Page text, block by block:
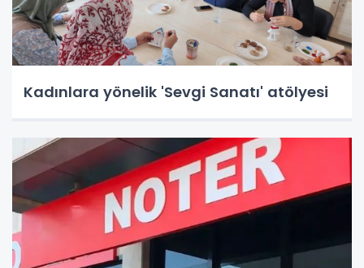
Kadınlara yönelik 'Sevgi Sanatı' atölyesi